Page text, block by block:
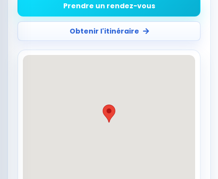
Prendre un rendez-vous
Obtenir l'itinéraire